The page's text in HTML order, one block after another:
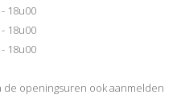
18u00
18u00
18u00
openingsuren ook aanmelden